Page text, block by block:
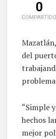
0
COMPARTIDO
del
“Simple
hechos
mejor